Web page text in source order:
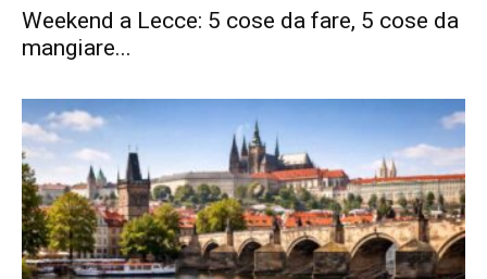
Weekend a Lecce: 5 cose da fare, 5 cose da
mangiare...